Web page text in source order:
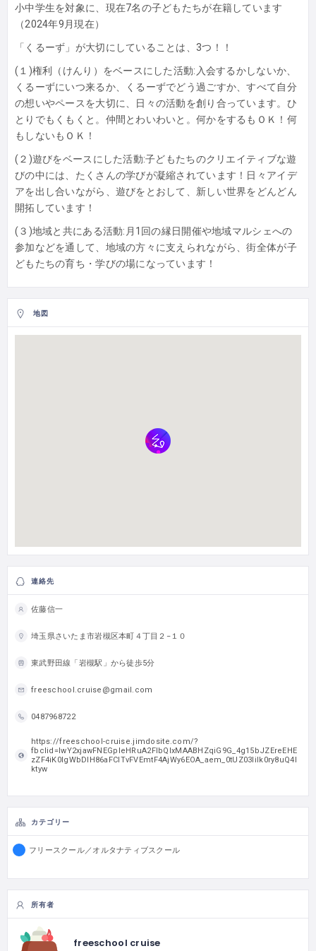
小中学生を対象に、現在7名の子どもたちが在籍しています
（2024年9月現在）
「くるーず」が大切にしていることは、3つ！！
(１)権利（けんり）をベースにした活動:入会するかしないか、
くるーずにいつ来るか、くるーずでどう過ごすか、すべて自分
の想いやペースを大切に、日々の活動を創り合っています。ひ
とりでもくもくと。仲間とわいわいと。何かをするもＯＫ！何
もしないもＯＫ！
(２)遊びをベースにした活動:子どもたちのクリエイティブな遊
びの中には、たくさんの学びが凝縮されています！日々アイデ
アを出し合いながら、遊びをとおして、新しい世界をどんどん
開拓しています！
(３)地域と共にある活動:月1回の縁日開催や地域マルシェへの
参加などを通して、地域の方々に支えられながら、街全体が子
どもたちの育ち・学びの場になっています！
地図
連絡先
佐藤信一
埼玉県さいたま市岩槻区本町４丁目２−１０
東武野田線「岩槻駅」から徒歩5分
freeschool.cruise@gmail.com
0487968722
https://freeschool-cruise.jimdosite.com/?
fbclid=IwY2xjawFNEGpleHRuA2FlbQIxMAABHZqiG9G_4g15bJZEreEHE
zZF4iK0IgWbDIH86aFClTvFVEmtF4AjWy6EOA_aem_0tUZ03Iilk0ry8uQ4I
ktyw
カテゴリー
フリースクール／オルタナティブスクール
所有者
freeschool cruise